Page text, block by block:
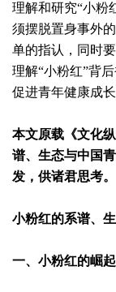
理解和研究“小粉
须摆脱置身事外
单的指认，同时
理解“小粉红”背
促进青年健康成长
本文原载《文化
谱、生态与中国
发，供诸君思考。
小粉红的系谱、
一、小粉红的崛起